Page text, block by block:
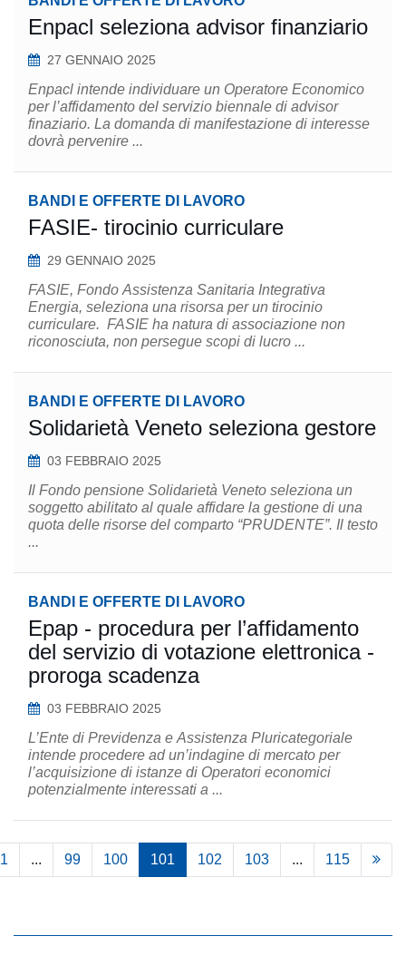
Enpacl seleziona advisor finanziario
27 GENNAIO 2025
Enpacl intende individuare un Operatore Economico
per l’affidamento del servizio biennale di advisor
finaziario. La domanda di manifestazione di interesse
dovrà pervenire ...
BANDI E OFFERTE DI LAVORO
FASIE- tirocinio curriculare
29 GENNAIO 2025
FASIE, Fondo Assistenza Sanitaria Integrativa
Energia, seleziona una risorsa per un tirocinio
curriculare. FASIE ha natura di associazione non
riconosciuta, non persegue scopi di lucro ...
BANDI E OFFERTE DI LAVORO
Solidarietà Veneto seleziona gestore
03 FEBBRAIO 2025
Il Fondo pensione Solidarietà Veneto seleziona un
soggetto abilitato al quale affidare la gestione di una
quota delle risorse del comparto “PRUDENTE”. Il testo
...
BANDI E OFFERTE DI LAVORO
Epap - procedura per l’affidamento
del servizio di votazione elettronica -
proroga scadenza
03 FEBBRAIO 2025
L’Ente di Previdenza e Assistenza Pluricategoriale
intende procedere ad un’indagine di mercato per
l’acquisizione di istanze di Operatori economici
potenzialmente interessati a ...
1 ... 99 100 101 102 103 ... 115